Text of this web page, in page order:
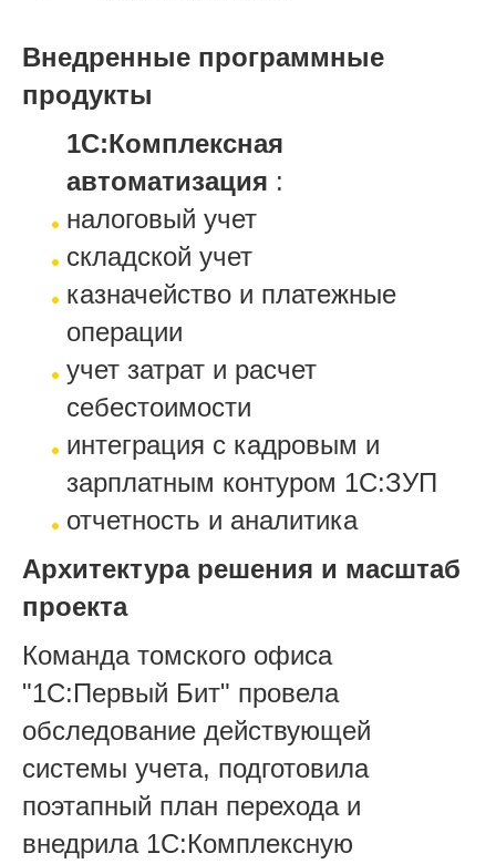
Внедренные программные
продукты
1С:Комплексная
автоматизация :
налоговый учет
складской учет
казначейство и платежные
операции
учет затрат и расчет
себестоимости
интеграция с кадровым и
зарплатным контуром 1С:ЗУП
отчетность и аналитика
Архитектура решения и масштаб
проекта
Команда томского офиса
"1С:Первый Бит" провела
обследование действующей
системы учета, подготовила
поэтапный план перехода и
внедрила 1С:Комплексную